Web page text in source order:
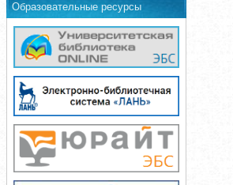
Образовательные ресурсы